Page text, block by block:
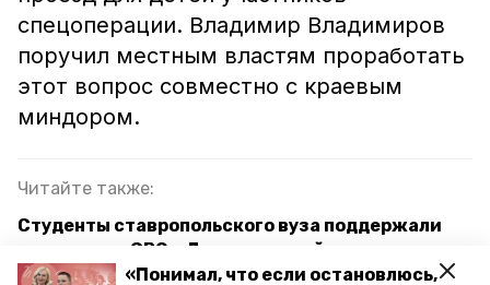
«Понимал, что если остановлюсь,
спецоперации. Владимир Владимиров
поручил местным властям проработать
этот вопрос совместно с краевым
миндором.
Читайте также:
Студенты ставропольского вуза поддержали
участников СВО в День воинской славы